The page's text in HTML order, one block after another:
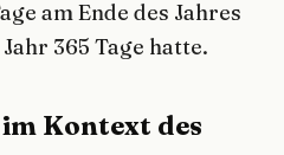
am Ende des Jahres
365 Tage hatte.
im Kontext des